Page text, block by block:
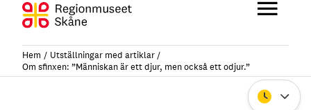
Hoppa
Stäng
Hem
Utställningar med artiklar
Om sfinxen: ”Människan är ett djur, men också ett odjur.”